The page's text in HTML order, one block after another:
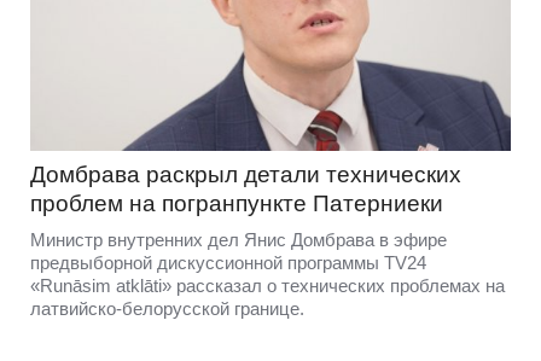
Домбравa раскрыл детали технических
проблем на погранпункте Патерниеки
Министр внутренних дел Янис Домбрава в эфире
предвыборной дискуссионной программы TV24
«Runāsim atklāti» рассказал о технических проблемах на
латвийско-белорусской границе.